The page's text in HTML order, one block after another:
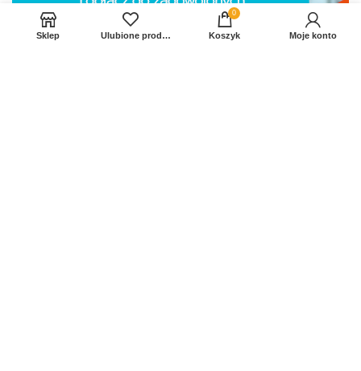
Sklep Ulubione produkty
0
Koszyk Moje konto